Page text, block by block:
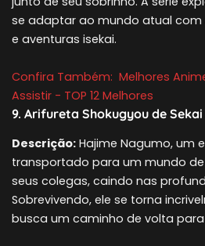
se adaptar ao mundo atual
e aventuras isekai.
Confira Também: Melhores
Assistir - TOP 12 Melhores
9. Arifureta Shokugyou de
Descrição: Hajime Nagumo, um
transportado para um mundo
seus colegas, caindo nas
Sobrevivendo, ele se torna
busca um caminho de volta